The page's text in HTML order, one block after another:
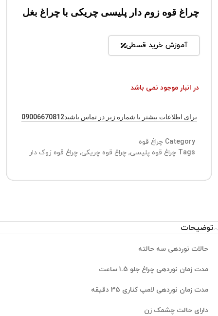
چراغ قوه زوم دار پلیسی چریکی با چراغ بغل
آموزش خرید قسطی
در انبار موجود نمی باشد
برای اطلاعات بیشتر با شماره زیر در تماس باشید09006670812
Category چراغ قوه
Tags چراغ قوه پلیسی, چراغ قوه چریکی, چراغ قوه زوک دار
توضیحات
حالات نوردهی سه حالته
مدت زمان نوردهی چراغ جلو 1.5 ساعت
مدت زمان نوردهی لامپ کناری
دارای حالت چشمک زن